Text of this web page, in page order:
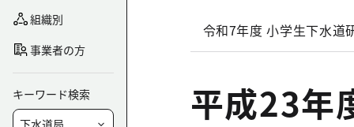
組織別
事業者の方
キーワード検索
令和7年度 小学生下水道
平成23年